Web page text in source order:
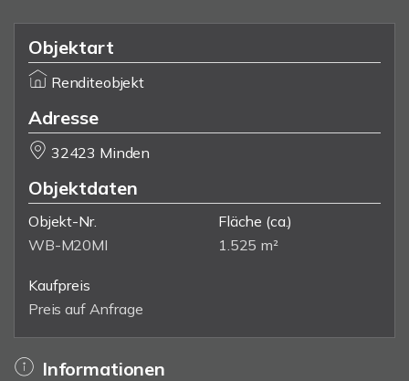
Objektart
Renditeobjekt
Adresse
32423 Minden
Objektdaten
Objekt-Nr.
WB-M20MI
Fläche (ca.)
1.525 m²
Kaufpreis
Preis auf Anfrage
Informationen